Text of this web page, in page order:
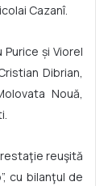
Cazanî.
şi Viorel
Dibrian,
Nouă,
reuşită
cu bilanţul de